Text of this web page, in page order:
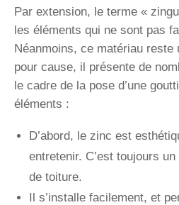
Par extension, le terme «
les éléments qui ne sont pas
Néanmoins, ce matériau reste
pour cause, il présente de
le cadre de la pose d’une
éléments :
D’abord, le zinc est
entretenir. C’est toujours
de toiture.
Il s’installe facilement, et